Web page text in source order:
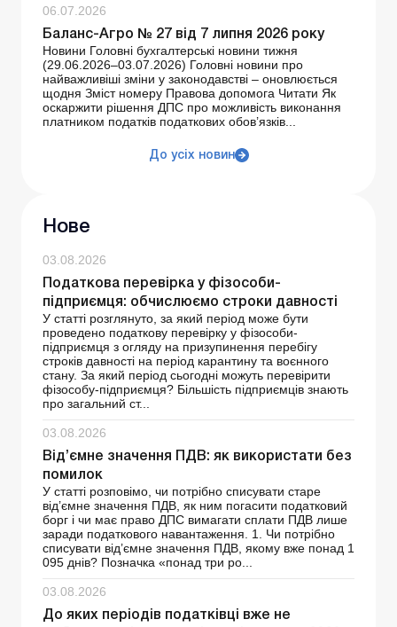
06.07.2026
Баланс-Агро № 27 від 7 липня 2026 року
Новини Головні бухгалтерські новини тижня
(29.06.2026–03.07.2026) Головні новини про
найважливіші зміни у законодавстві – оновлюється
щодня Зміст номеру Правова допомога Читати Як
оскаржити рішення ДПС про можливість виконання
платником податків податкових обов’язків...
До усіх новин
Нове
03.08.2026
Податкова перевірка у фізособи-
підприємця: обчислюємо строки давності
У статті розглянуто, за який період може бути
проведено податкову перевірку у фізособи-
підприємця з огляду на призупинення перебігу
строків давності на період карантину та воєнного
стану. За який період сьогодні можуть перевірити
фізособу-підприємця? Більшість підприємців знають
про загальний ст...
03.08.2026
Від’ємне значення ПДВ: як використати без
помилок
У статті розповімо, чи потрібно списувати старе
від’ємне значення ПДВ, як ним погасити податковий
борг і чи має право ДПС вимагати сплати ПДВ лише
заради податкового навантаження. 1. Чи потрібно
списувати від’ємне значення ПДВ, якому вже понад 1
095 днів? Позначка «понад три ро...
03.08.2026
До яких періодів податківці вже не